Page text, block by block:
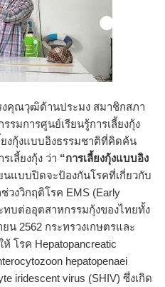
งคุณวุฒิด้านประมง สมาชิกสภา
รมการศูนย์เรียนรู้การเลี้ยงกุ้ง
งกุ้งแบบอิงธรรมชาติที่คิดค้น
เลี้ยงกุ้ง ว่า “การเลี้ยงกุ้งแบบอิง
นแบบปิดจะป้องกันโรคที่เกี่ยวกับ
งวิกฤติโรค EMS (Early
ทบต่ออุตสาหกรรมกุ้งของไทยทั้ง
น 2562 กระทรวงเกษตรและ
โรค Hepatopancreatic
hepatopenaei
iridescent virus (SHIV) ซึ่งเกิด